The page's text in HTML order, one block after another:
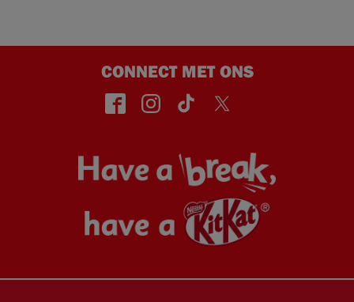
CONNECT MET ONS
face insta TikT Twitt